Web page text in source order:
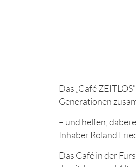
Das „Café
Generationen
– und helfen, dabei
Inhaber Roland
Das Café in der